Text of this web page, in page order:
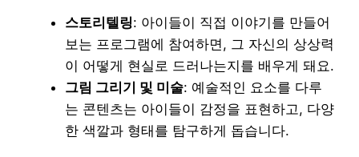
스토리텔링: 아이들이 직접 이야기를 만들어
보는 프로그램에 참여하면, 그 자신의 상상력
이 어떻게 현실로 드러나는지를 배우게 돼요.
그림 그리기 및 미술: 예술적인 요소를 다루
는 콘텐츠는 아이들이 감정을 표현하고, 다양
한 색깔과 형태를 탐구하게 돕습니다.